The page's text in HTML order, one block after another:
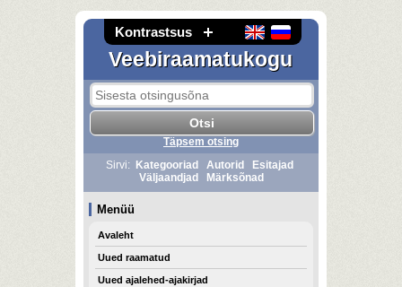
Kontrastsus
Veebiraamatukogu
Täpsem otsing
Sirvi:
Kategooriad Autorid
Esitajad
Väljaandjad
Märksõnad
Menüü
Avaleht
Uued raamatud
Uued ajalehed-ajakirjad